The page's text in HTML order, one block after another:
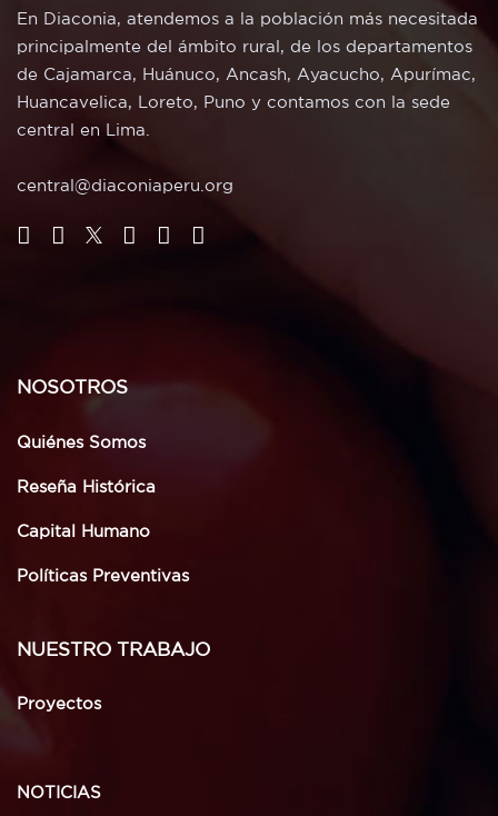
En Diaconia, atendemos a la población más necesitada
principalmente del ámbito rural, de los departamentos
de Cajamarca, Huánuco, Ancash, Ayacucho, Apurímac,
Huancavelica, Loreto, Puno y contamos con la sede
central en Lima.
central@diaconiaperu.org
NOSOTROS
Quiénes Somos
Reseña Histórica
Capital Humano
Políticas Preventivas
NUESTRO TRABAJO
Proyectos
NOTICIAS